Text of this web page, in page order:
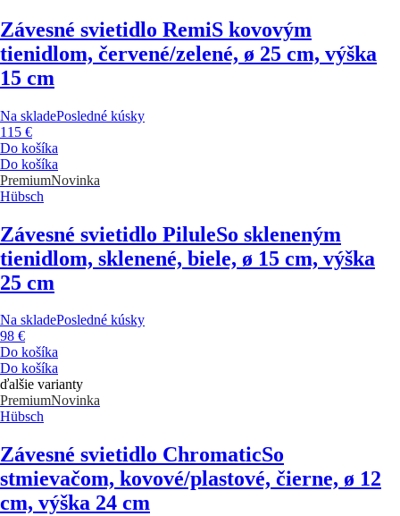
Závesné svietidlo RemiS kovovým
tienidlom, červené/zelené, ø 25 cm, výška
15 cm
Na skladePosledné kúsky
115 €
Do košíka
Do košíka
PremiumNovinka
Hübsch
Závesné svietidlo PiluleSo skleneným
tienidlom, sklenené, biele, ø 15 cm, výška
25 cm
Na skladePosledné kúsky
98 €
Do košíka
Do košíka
ďalšie varianty
PremiumNovinka
Hübsch
Závesné svietidlo ChromaticSo
stmievačom, kovové/plastové, čierne, ø 12
cm, výška 24 cm